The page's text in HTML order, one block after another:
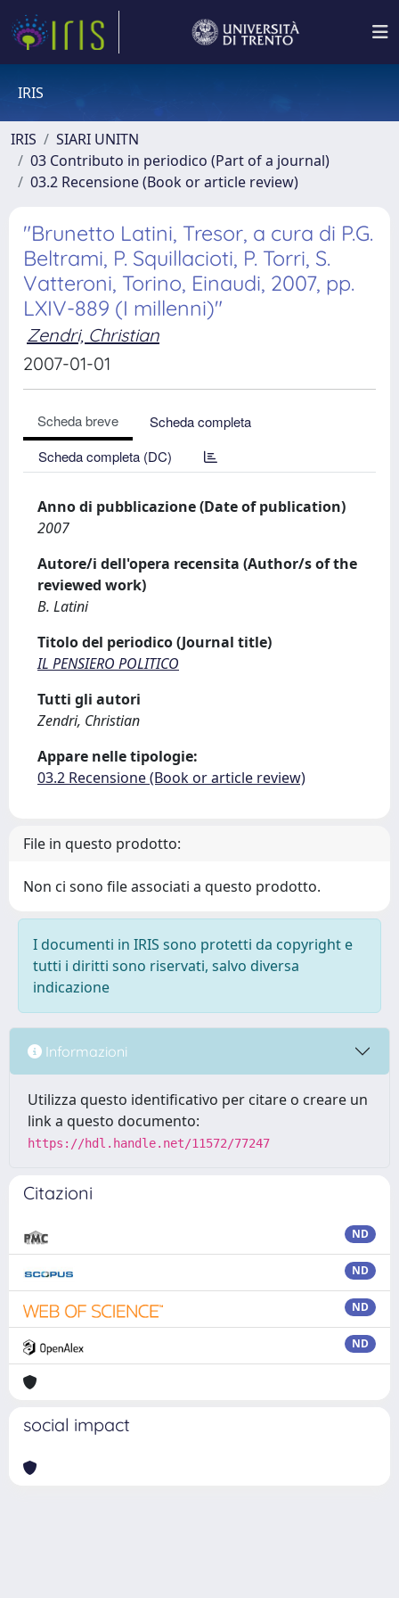
IRIS
IRIS
SIARI UNITN
03 Contributo in periodico (Part of a journal)
03.2 Recensione (Book or article review)
"Brunetto Latini, Tresor, a cura di P.G.
Beltrami, P. Squillacioti, P. Torri, S.
Vatteroni, Torino, Einaudi, 2007, pp.
LXIV-889 (I millenni)"
Zendri, Christian
2007-01-01
Scheda breve
Scheda completa
Scheda completa (DC)
Anno di pubblicazione (Date of publication)
2007
Autore/i dell'opera recensita (Author/s of the
reviewed work)
B. Latini
Titolo del periodico (Journal title)
IL PENSIERO POLITICO
Tutti gli autori
Zendri, Christian
Appare nelle tipologie:
03.2 Recensione (Book or article review)
File in questo prodotto:
Non ci sono file associati a questo prodotto.
I documenti in IRIS sono protetti da copyright e
tutti i diritti sono riservati, salvo diversa
indicazione
Informazioni
Utilizza questo identificativo per citare o creare un
link a questo documento:
https://hdl.handle.net/11572/77247
Citazioni
ND
ND
ND
ND
social impact